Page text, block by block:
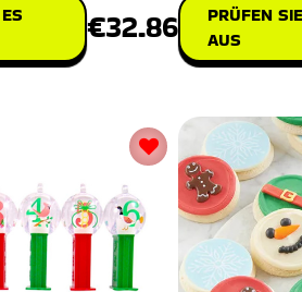
€32.86
PRÜFEN
AUS